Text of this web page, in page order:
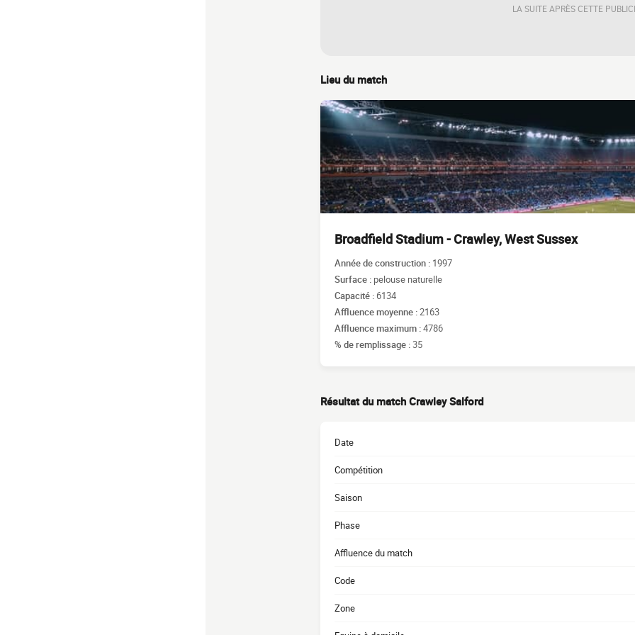
LA SUITE APRÈS CETTE
Lieu du match
Broadfield Stadium - Crawley, West Sussex
Année de construction : 1997
Surface : pelouse naturelle
Capacité :6134
Affluence moyenne :2163
Affluence maximum :4786
% de remplissage :35
Résultat du match Crawley Salford
Date
Compétition
Saison
Phase
Affluence du match
Code
Zone